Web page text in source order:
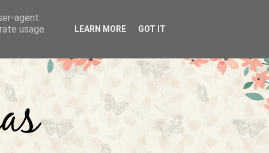
agent
usage
LEARN MORE GOT IT